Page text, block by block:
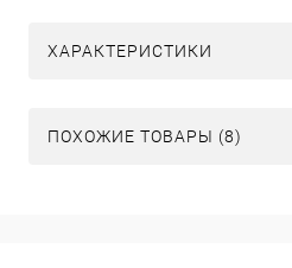
ХАРАКТЕРИСТИКИ
ПОХОЖИЕ ТОВАРЫ (8)